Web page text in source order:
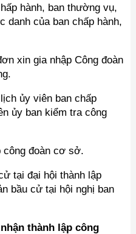
hành, ban thường vụ,
danh của ban chấp hành,
xin gia nhập Công đoàn
ủy viên ban chấp
ủy ban kiểm tra công
công đoàn cơ sở.
tại đại hội thành lập
bầu cử tại hội nghị ban
thành lập công